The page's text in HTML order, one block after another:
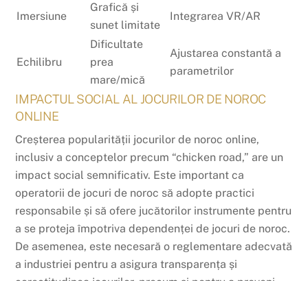
Imersiune
Grafică și
sunet limitate
Integrarea VR/AR
Echilibru
Dificultate
prea
mare/mică
Ajustarea constantă a
parametrilor
IMPACTUL SOCIAL AL JOCURILOR DE NOROC
ONLINE
Creșterea popularității jocurilor de noroc online,
inclusiv a conceptelor precum “chicken road,” are un
impact social semnificativ. Este important ca
operatorii de jocuri de noroc să adopte practici
responsabile și să ofere jucătorilor instrumente pentru
a se proteja împotriva dependenței de jocuri de noroc.
De asemenea, este necesară o reglementare adecvată
a industriei pentru a asigura transparența și